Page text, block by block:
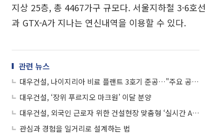
지상 25층, 총 4467가구 규모다. 서울지하철 3·6호선
과 GTX-A가 지나는 연신내역을 이용할 수 있다.
관련 뉴스
대우건설, 나이지리아 비료 플랜트 3호기 준공…"주요 공정 조기 수행"
대우건설, ‘장위 푸르지오 마크원’ 이달 분양
대우건설, 외국인 근로자 위한 건설현장 맞춤형 ‘실시간 AI 번역기’ 개발
관심과 경험을 일거리로 설계하는 법